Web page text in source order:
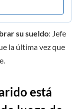
su sueldo: Jefe
la última vez que
está